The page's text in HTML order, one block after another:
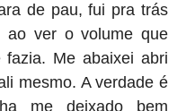
de pau, fui pra trás
ao ver o volume que
Me abaixei abri
mesmo. A verdade é
me deixado bem